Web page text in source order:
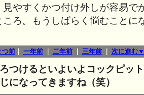
見やすくかつ付け外しが容易で
ろ。もうしばらく悩むことに
前｜ 一年前｜ 二年前｜ 三年前｜ 次に進む▼
つけるといよいよコックピッ
になってきますね（笑）